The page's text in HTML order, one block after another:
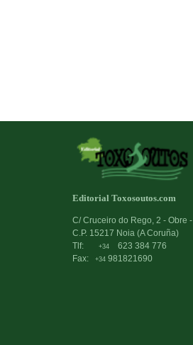
Editorial Toxosoutos.com
C/ Cruceiro do Rego, 2 - Obre -
C.P. 15217 Noia (A Coruña)
Tlf:
+34
623 384 776
Fax:
+34 981821690